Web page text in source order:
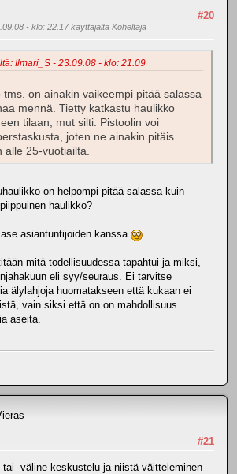
#20
- klo: 22.17 käyttäjältä Koheltaja
Ilmari_S - 23.09.08 - klo: 21.09
tms. on ainakin vaikeempi pitää salassa
mennä. Tietty katkastu haulikko
tilaan, mut silti. Pistoolin voi
joten ne ainakin pitäis
alle 25-vuotiailta.
on helpompi pitää salassa kuin
haulikko?
asiantuntijoiden kanssa
mitä todellisuudessa tapahtui ja miksi,
eli syy/seuraus. Ei tarvitse
älylahjoja huomatakseen että kukaan ei
vain siksi että on on mahdollisuus
aseita.
#21
tai -väline keskustelu ja niistä väitteleminen